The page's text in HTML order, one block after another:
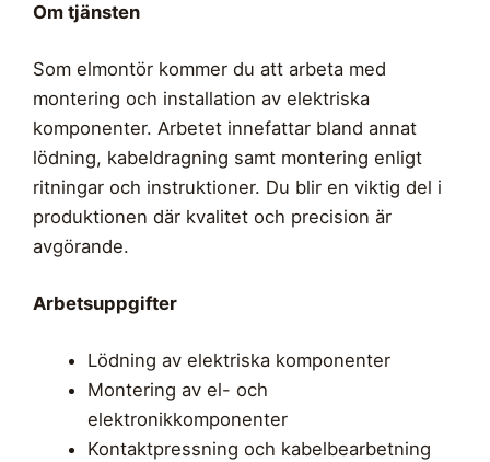
Om tjänsten
Som elmontör kommer du att arbeta med
montering och installation av elektriska
komponenter. Arbetet innefattar bland annat
lödning, kabeldragning samt montering enligt
ritningar och instruktioner. Du blir en viktig del i
produktionen där kvalitet och precision är
avgörande.
Arbetsuppgifter
Lödning av elektriska komponenter
Montering av el- och
elektronikkomponenter
Kontaktpressning och kabelbearbetning